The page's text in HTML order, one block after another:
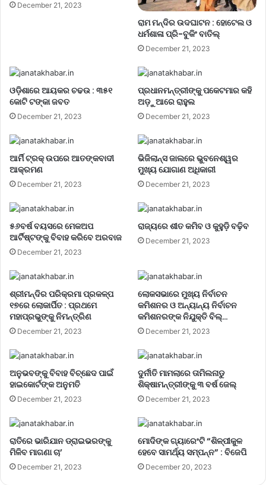
December 21, 2023
ରାମ ମନ୍ଦିର ଉଦଘାଟନ : ହୋଟେଲ ଓ
ଧର୍ମଶାଳା ପ୍ରି-ବୁକିଂ ବାତିଲ୍
December 21, 2023
ଓଡ଼ିଶାରେ ଆୟକର ଚଢଉ : ୩୫୧
କୋଟି ଟଙ୍କା ଜବତ
December 21, 2023
ପ୍ରଧାନମନ୍ତ୍ରୀଙ୍କୁ ପକେଟମାର କହି
ଅଡ଼ୁଆରେ ରାହୁଲ
December 21, 2023
ଆର୍ମି ଟ୍ରକ୍ ଉପରେ ଆତଙ୍କବାଦୀ
ଆକ୍ରମଣ
December 21, 2023
ଭିଜିଲାନ୍ସ ଜାଲରେ ଭୁବନେଶ୍ୱର
ମୁଖ୍ୟ ଯୋଗାଣ ଅଧିକାରୀ
December 21, 2023
୫୬ବର୍ଷ ବୟସରେ ମେକଅପ
ଆର୍ଟିଷ୍ଟଙ୍କୁ ବିବାହ କରିବେ ଅରବାଜ
December 21, 2023
ରାଜ୍ୟରେ ଶୀତ କମିବ ଓ କୁହୁଡ଼ି ବଢ଼ିବ
December 21, 2023
ଶ୍ରୀମନ୍ଦିର ପରିକ୍ରମା ପ୍ରକଳ୍ପ
୧୭ରେ ଲୋକାର୍ପିତ : ପ୍ରଥମେ
ମହାପ୍ରଭୁଙ୍କୁ ନିମନ୍ତ୍ରିଣ
December 21, 2023
ଲୋକସଭାରେ ମୁଖ୍ୟ ନିର୍ବାଚନ
କମିଶନର ଓ ଅନ୍ୟାନ୍ୟ ନିର୍ବାଚନ
କମିଶନରଙ୍କ ନିଯୁକ୍ତି ବିଲ୍…
December 21, 2023
ଅନୁଭବଙ୍କୁ ବିବାହ ବିଚ୍ଛେଦ ପାଇଁ
ହାଇକୋର୍ଟଙ୍କ ଅନୁମତି
December 21, 2023
ଦୁର୍ନୀତି ମାମଲାରେ ତାମିଲନାଡୁ
ଶିକ୍ଷାମନ୍ତ୍ରୀଙ୍କୁ ୩ ବର୍ଷ ଜେଲ୍‌
December 21, 2023
ରାତିରେ ଭାରିଯାନ ଡ୍ରାଇଭରଙ୍କୁ
ମିଳିବ ମାଗଣା ଚା’
December 21, 2023
ମୋଦିଙ୍କ ଗ୍ୟାରେଂଟି “ଶିଳ୍ପୀକୁଳ
ହେବେ ସାମର୍ଥ୍ୟ ସମ୍ପନ୍ନ” : ବିଜେପି
December 20, 2023